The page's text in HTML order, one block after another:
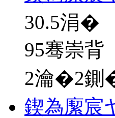
30.5涓�
95骞崇背
2瀹�2鍘
鍥為緳宸